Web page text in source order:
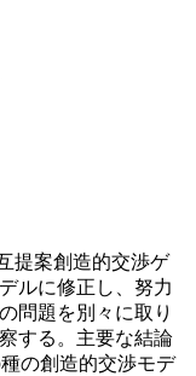
提案創造的交渉ゲ
ルに修正し、努力
問題を別々に取り
する。主要な結論
の創造的交渉モデ